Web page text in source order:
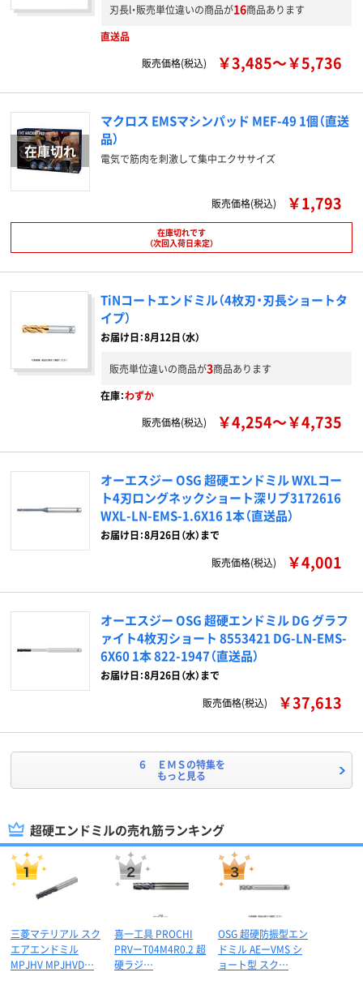
刃長l・販売単位違いの商品が16商品あります
直送品
販売価格(税込)
￥3,485～￥5,736
マクロス EMSマシンパッド MEF-49 1個（直送
品）
電気で筋肉を刺激して集中エクササイズ
販売価格(税込) ￥1,793
在庫切れです
（次回入荷日未定）
TiNコートエンドミル（4枚刃・刃長ショートタ
イプ）
お届け日：8月12日（水）
販売単位違いの商品が3商品あります
在庫：わずか
販売価格(税込)
￥4,254～￥4,735
オーエスジー OSG 超硬エンドミル WXLコー
ト4刃ロングネックショート深リブ3172616
WXL-LN-EMS-1.6X16 1本（直送品）
お届け日：8月26日（水）まで
販売価格(税込)
￥4,001
オーエスジー OSG 超硬エンドミル DG グラフ
ァイト4枚刃ショート 8553421 DG-LN-EMS-
6X60 1本 822-1947（直送品）
お届け日：8月26日（水）まで
販売価格(税込)
￥37,613
６ ＥＭＳの特集を
もっと見る
超硬エンドミルの売れ筋ランキング
三菱マテリアル スク
エアエンドミル
MPJHV MPJHVD…
喜一工具 PROCHI
PRVーT04M4R0.2 超
硬ラジ…
OSG 超硬防振型エン
ドミル AEーVMS シ
ョート型 スク…